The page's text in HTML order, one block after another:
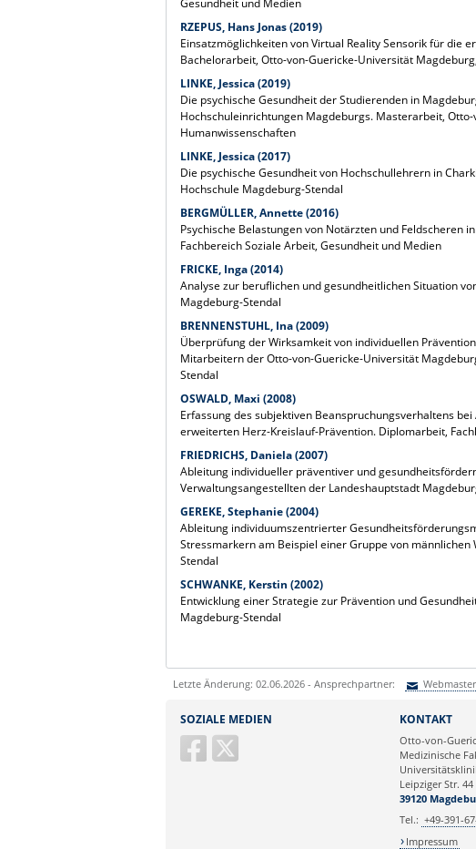
Gesundheit und Medien
RZEPUS, Hans Jonas (2019)
Einsatzmöglichkeiten von Virtual Reality Sensorik für die
Bachelorarbeit, Otto-von-Guericke-Universität
LINKE, Jessica (2019)
Die psychische Gesundheit der Studierenden in
Hochschuleinrichtungen Magdeburgs. Masterarbeit,
Humanwissenschaften
LINKE, Jessica (2017)
Die psychische Gesundheit von Hochschullehrern in
Hochschule Magdeburg-Stendal
BERGMÜLLER, Annette (2016)
Psychische Belastungen von Notärzten und Feldscheren
Fachbereich Soziale Arbeit, Gesundheit und Medien
FRICKE, Inga (2014)
Analyse zur beruflichen und gesundheitlichen Situation
Magdeburg-Stendal
BRENNENSTUHL, Ina (2009)
Überprüfung der Wirksamkeit von individuellen
Mitarbeitern der Otto-von-Guericke-Universität
Stendal
OSWALD, Maxi (2008)
Erfassung des subjektiven Beanspruchungsverhaltens
erweiterten Herz-Kreislauf-Prävention. Diplomarbeit,
FRIEDRICHS, Daniela (2007)
Ableitung individueller präventiver und
Verwaltungsangestellten der Landeshauptstadt
GEREKE, Stephanie (2004)
Ableitung individuumszentrierter
Stressmarkern am Beispiel einer Gruppe von
Stendal
SCHWANKE, Kerstin (2002)
Entwicklung einer Strategie zur Prävention und
Magdeburg-Stendal
Letzte Änderung: 02.06.2026 - Ansprechpartner: Webmaster
Ihre E-Mailadresse:
SOZIALE MEDIEN KONTAKT
Otto-von-
Medizinische
Leipziger Str. 44
39120
Tel.: +49-391-
Impressum